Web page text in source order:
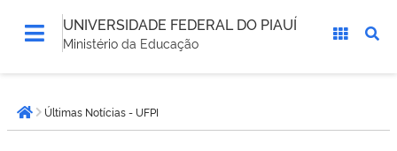
UNIVERSIDADE FEDERAL DO PIAUÍ
Ministério da Educação
está
aqui:Página inicial
Últimas Notícias - UFPI